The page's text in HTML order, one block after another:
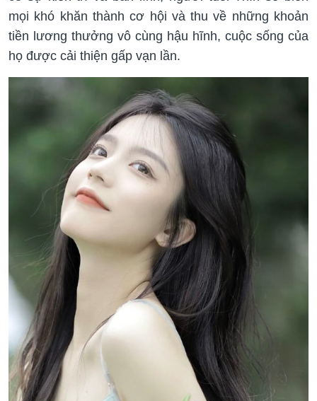
mọi khó khăn thành cơ hội và thu về những khoản
tiền lương thưởng vô cùng hậu hĩnh, cuộc sống của
họ được cải thiện gấp vạn lần.